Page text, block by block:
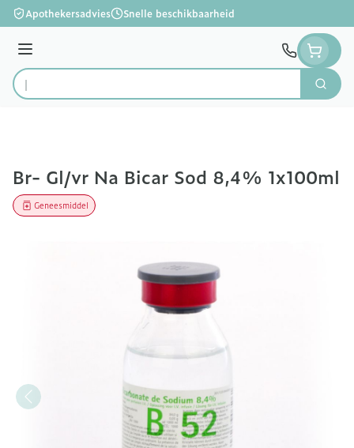
Ga naar de inhoud
Apothekersadvies Snelle beschikbaarheid
Menu
Product, merk, categorie...
Zoek
Br- Gl/vr Na Bicar Sod 8,4% 1x100ml
Geneesmiddel